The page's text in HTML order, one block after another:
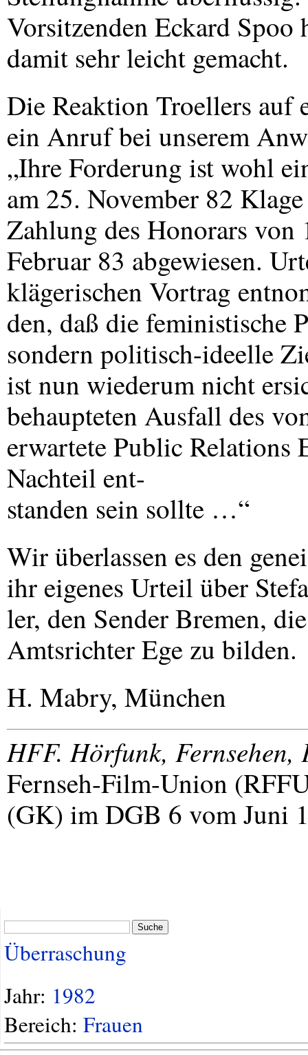
Vorsitzenden Eckard Spoo
damit sehr leicht gemacht.
Die Reaktion Troellers auf
ein Anruf bei unserem
„Ihre Forderung ist wohl
am 25. November 82
Zahlung des Honorars
Februar 83 abgewiesen.
klägerischen Vortrag
den, daß die feministische
sondern politisch-ideelle
ist nun wiederum nicht
behaupteten Ausfall des
erwartete Public Relations
Nachteil ent-
standen sein sollte …“
Wir überlassen es den
ihr eigenes Urteil über
ler, den Sender Bremen,
Amtsrichter Ege zu bilden.
H. Mabry, München
HFF. Hörfunk, Fernsehen,
Fernseh-Film-Union (
(GK) imDGB 6 vom Juni
Suche
Überraschung
Jahr: 1982
Bereich: Frauen